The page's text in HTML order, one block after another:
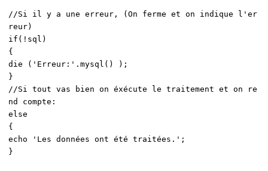
//Si il y a une erreur, (On ferme et on indique l'er
reur)
if(!sql)
{
die ('Erreur:'.mysql() );
}
//Si tout vas bien on éxécute le traitement et on re
nd compte:
else
{
echo 'Les données ont été traitées.';
}